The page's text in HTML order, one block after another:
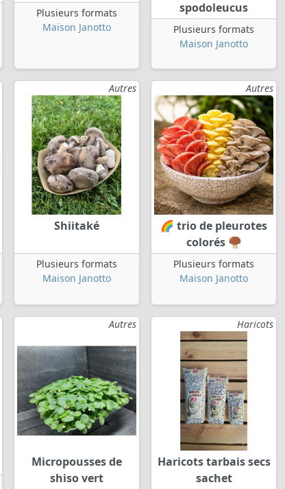
Plusieurs formats
Maison Janotto
spodoleucus
Plusieurs formats
Maison Janotto
Autres
Shiitaké
Plusieurs formats
Maison Janotto
Autres
🌈 trio de pleurotes
colorés 🍄‍🟫
Plusieurs formats
Maison Janotto
Autres
Micropousses de
shiso vert
Haricots
Haricots tarbais secs
sachet